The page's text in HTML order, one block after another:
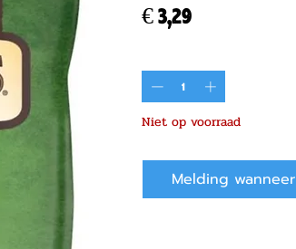
€ 3,29Prijs
Niet op voorraad
Melding